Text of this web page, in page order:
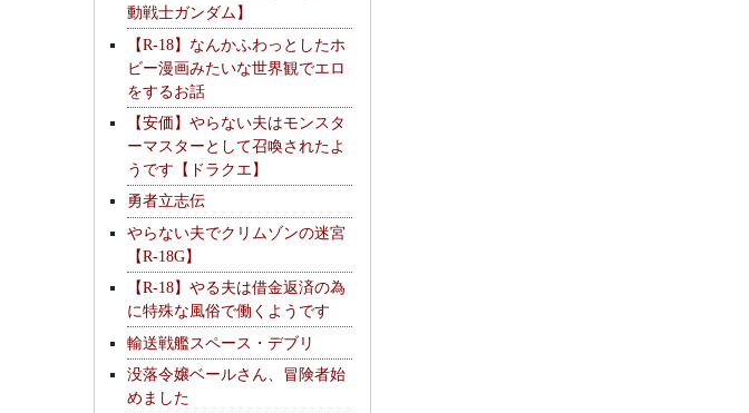
動戦士ガンダム】
【R-18】なんかふわっとしたホ
ビー漫画みたいな世界観でエロ
をするお話
【安価】やらない夫はモンスタ
ーマスターとして召喚されたよ
うです【ドラクエ】
勇者立志伝
やらない夫でクリムゾンの迷宮
【R-18G】
【R-18】やる夫は借金返済の為
に特殊な風俗で働くようです
輸送戦艦スペース・デブリ
没落令嬢ベールさん、冒険者始
めました